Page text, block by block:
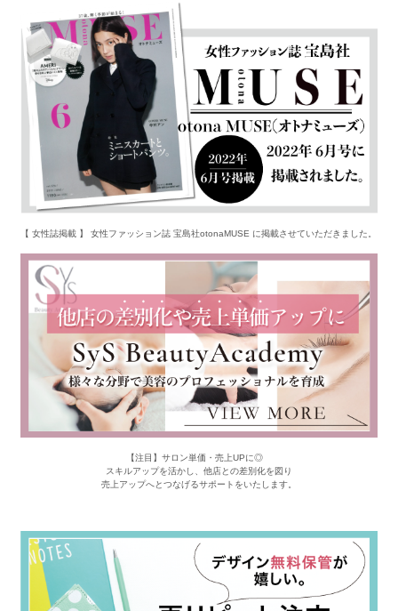
【 女性誌掲載 】 女性ファッション誌 宝島社otonaMUSE に掲載させていただきました。
【注目】サロン単価・売上UPに◎
スキルアップを活かし、他店との差別化を図り
売上アップへとつなげるサポートをいたします。